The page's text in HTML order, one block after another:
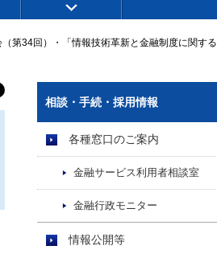
Machine translation
第34回）・「情報技術革新と金融制度に関する
相談・手続・採用情報
各種窓口のご案内
金融サービス利用者相談室
金融行政モニター
情報公開等